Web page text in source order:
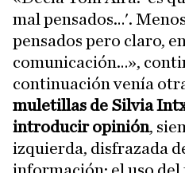
mal pensados…'.
pensados pero claro,
comunicación…»,
continuación venía
muletillas de Silvia
introducir opinión,
izquierda, disfrazada